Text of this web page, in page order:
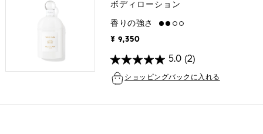
ボディローション
香りの強さ medium
¥ 9,350
5.0 (2)
ショッピングバックに入れる